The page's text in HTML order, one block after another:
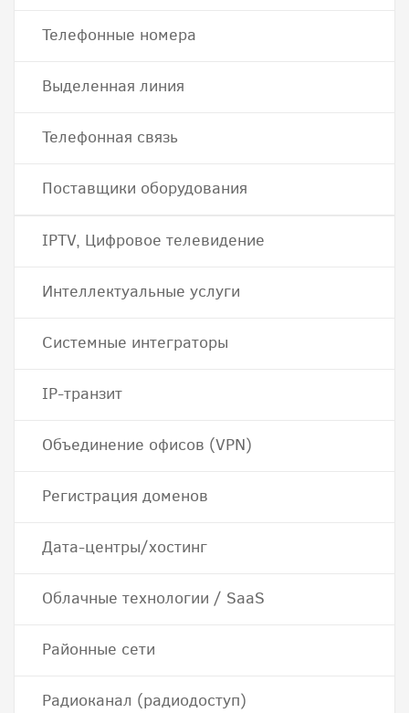
Телефонные номера
Выделенная линия
Телефонная связь
Поставщики оборудования
IPTV, Цифровое телевидение
Интеллектуальные услуги
Системные интеграторы
IP-транзит
Объединение офисов (VPN)
Регистрация доменов
Дата-центры/хостинг
Облачные технологии / SaaS
Районные сети
Радиоканал (радиодоступ)